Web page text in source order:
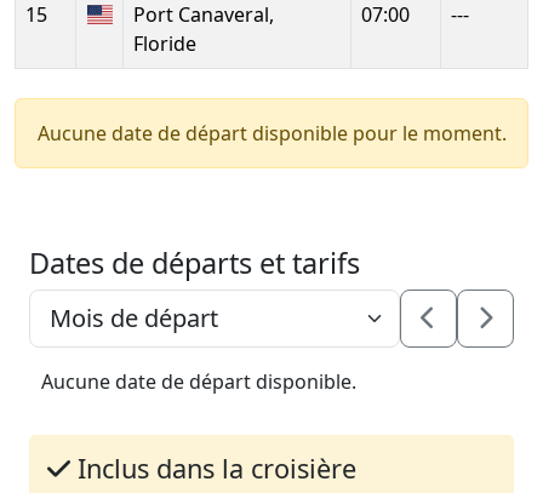
15
Port Canaveral,
Floride
07:00 ---
Aucune date de départ disponible pour le moment.
Dates de départs et tarifs
Aucune date de départ disponible.
Inclus dans la croisière